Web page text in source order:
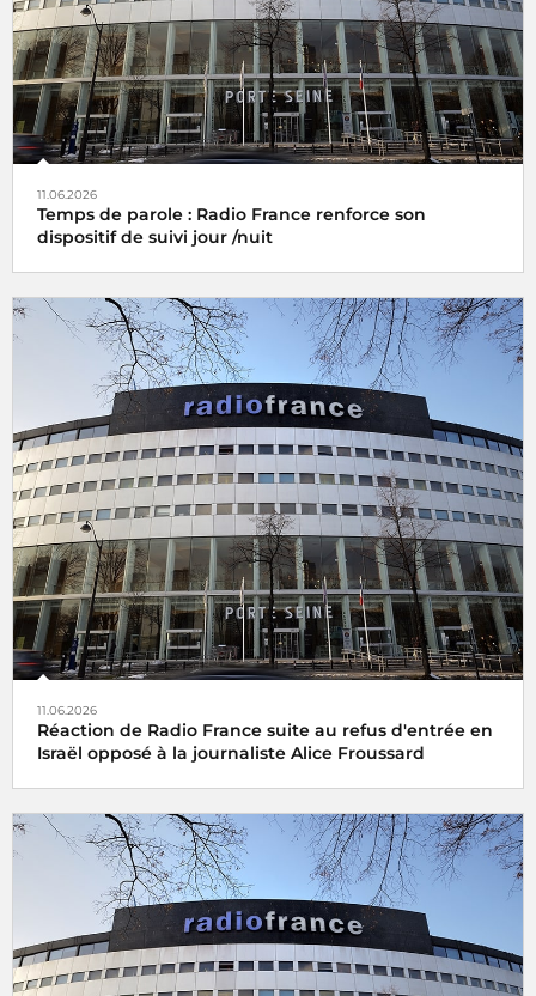
11.06.2026
Temps de parole : Radio France renforce son
dispositif de suivi jour /nuit
11.06.2026
Réaction de Radio France suite au refus d'entrée en
Israël opposé à la journaliste Alice Froussard